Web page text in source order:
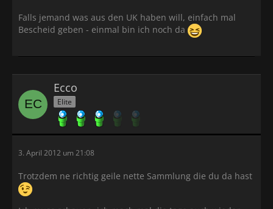
Falls jemand was aus den UK haben will, einfach mal
Bescheid geben - einmal bin ich noch da
Ecco
Elite
3. April 2012 um 21:08
Trotzdem ne richtig geile nette Sammlung die du da hast